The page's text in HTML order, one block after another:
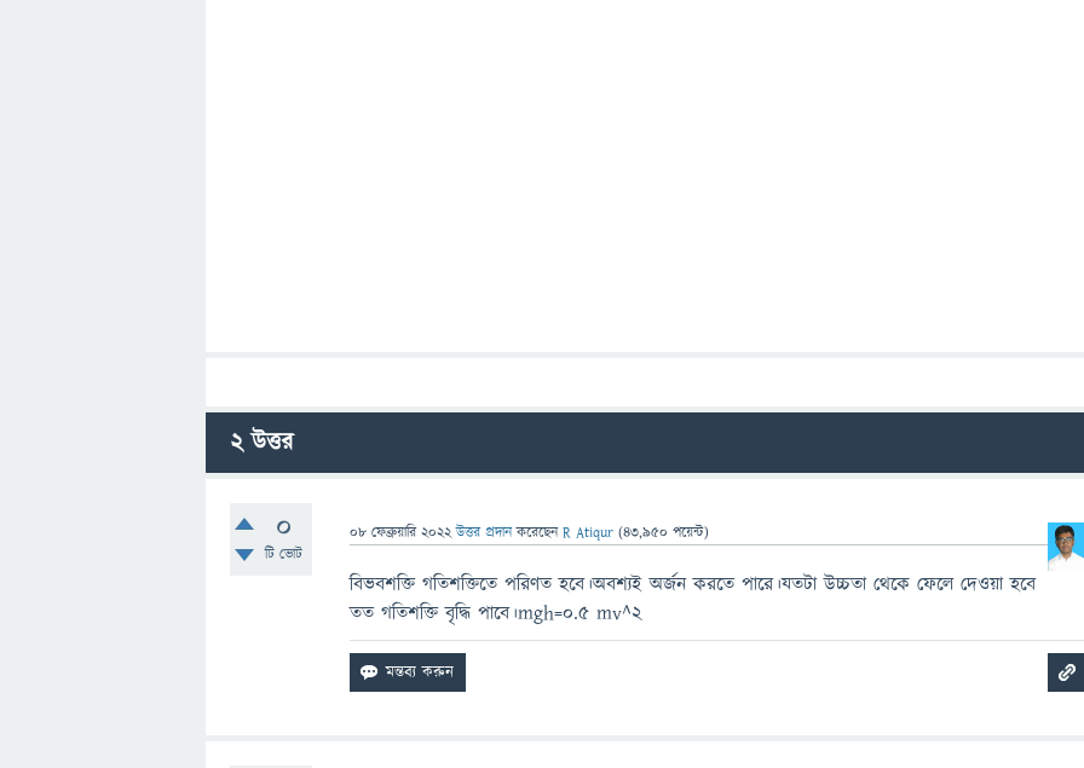
2উত্তর
0
টি ভোট
08 ফেব্রুয়ারি 2022 উত্তর প্রদান করেছেনR Atiqur (43,950 পয়েন্ট)
বিভবশক্তি গতিশক্তিতে পরিণত হবে।অবশ্যই অর্জন করতে পারে।যতটা উচ্চতা থেকে ফেলে দেওয়া হবে
তত গতিশক্তি বৃদ্ধি পাবে।mgh=0.5 mv^2